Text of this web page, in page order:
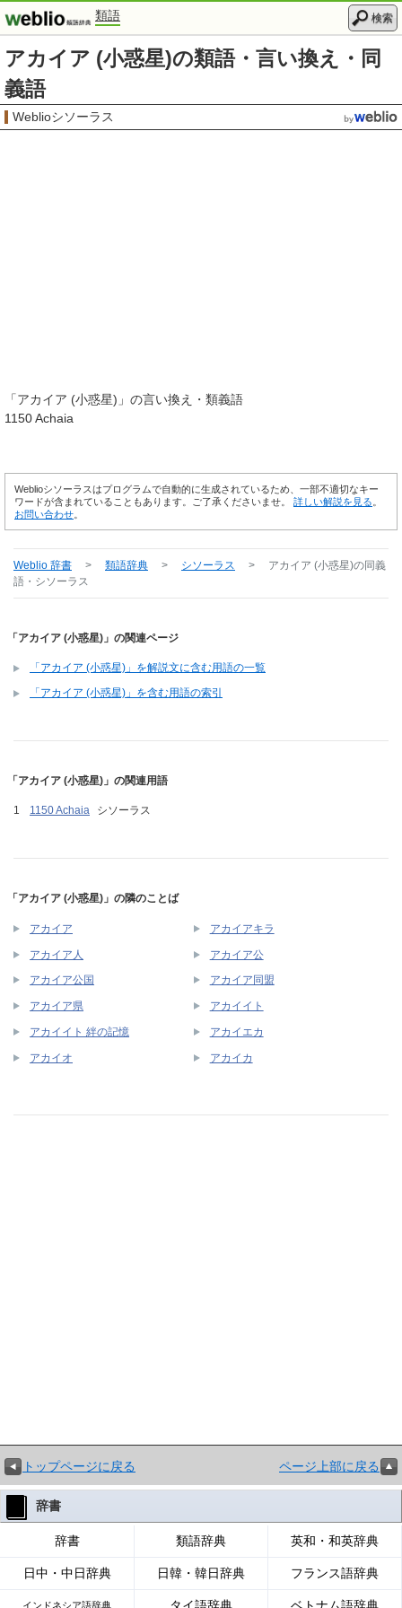
類語 検索
アカイア (小惑星)の類語・言い換え・同
義語
Weblioシソーラス
「アカイア (小惑星) 」の言い換え・類義語
1150 Achaia
Weblioシソーラスはプログラムで自動的に生成されているため、一部不適切なキー
ワードが含まれていることもあります。ご了承くださいませ。 詳しい解説を見る
お問い合わせ
Weblio 辞書 > 類語辞典 > シソーラス > アカイア (小惑星)の同義
語・シソーラス
「アカイア (小惑星)」の関連ページ
「アカイア (小惑星)」を解説文に含む用語の一覧
「アカイア (小惑星)」を含む用語の索引
「アカイア (小惑星)」の関連用語
1150 Achaia シソーラス
「アカイア (小惑星)」の隣のことば
アカイア アカイアキラ
アカイア人 アカイア公
アカイア公国 アカイア同盟
アカイア県 アカイイト
アカイイト 絆の記憶 アカイエカ
アカイオ アカイカ
トップページに戻る ページ上部に戻る
辞書
辞書 類語辞典 英和・和英辞典
日中・中日辞典 日韓・韓日辞典 フランス語辞典
インドネシア語辞典